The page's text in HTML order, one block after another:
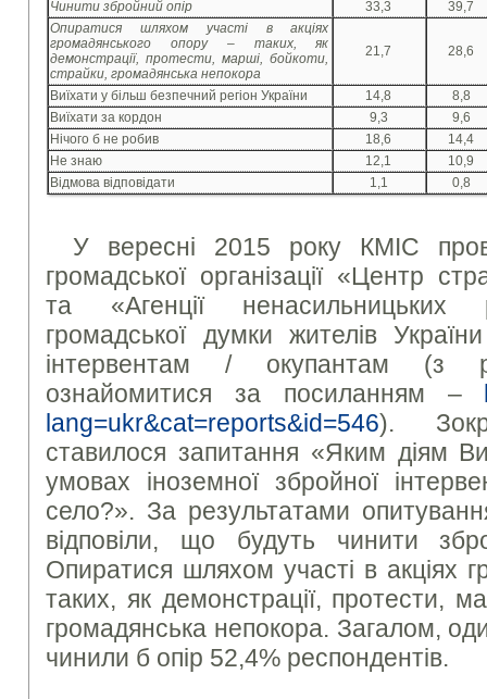
Чинити збройний опір
33,3
39,7
Опиратися шляхом участі в акціях
громадянського опору – таких, як
демонстрації, протести, марші, бойкоти,
страйки, громадянська непокора
21,7 28,6
Виїхати у більш безпечний регіон України 14,8
8,8
Виїхати за кордон
9,3
9,6
Нічого б не робив
18,6
14,4
Не знаю
12,1
10,9
Відмова відповідати
1,1 0,8
У вересні 2015 року КМІС
громадської організації «Центр
та «Агенції ненасильницьких
громадської думки жителів
інтервентам / окупантам (з
ознайомитися за посиланням –
lang=ukr&cat=reports&id=546).
ставилося запитання «Яким діям
умовах іноземної збройної
село?». За результатами
відповіли, що будуть чинити
Опиратися шляхом участі в акціях
таких, як демонстрації, протести,
громадянська непокора. Загалом,
чинили б опір 52,4% респондентів.